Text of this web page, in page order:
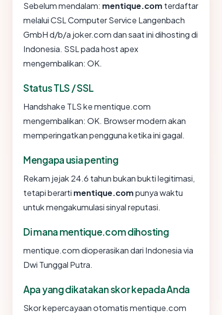
Sebelum mendalam: mentique.com terdaftar
melalui CSL Computer Service Langenbach
GmbH d/b/a joker.com dan saat ini dihosting di
Indonesia. SSL pada host apex
mengembalikan: OK.
Status TLS / SSL
Handshake TLS ke mentique.com
mengembalikan: OK. Browser modern akan
memperingatkan pengguna ketika ini gagal.
Mengapa usia penting
Rekam jejak 24.6 tahun bukan bukti legitimasi,
tetapi berarti mentique.compunya waktu
untuk mengakumulasi sinyal reputasi.
Di mana mentique.com dihosting
mentique.com dioperasikan dari Indonesia via
Dwi Tunggal Putra.
Apa yang dikatakan skor kepada Anda
Skor kepercayaan otomatis mentique.com